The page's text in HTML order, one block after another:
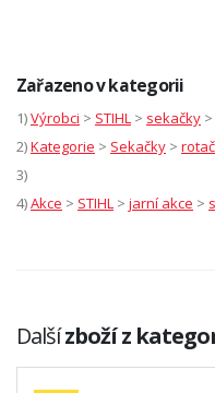
Zařazeno v kategorii
1)Výrobci > STIHL > sekačky >
2)Kategorie > Sekačky >
3)
4)Akce > STIHL > jarní akce >
Dalšízboží z